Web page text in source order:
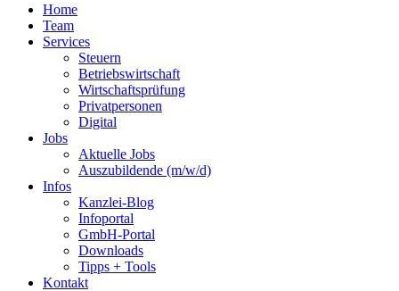
Home
Team
Services
Steuern
Betriebswirtschaft
Wirtschaftsprüfung
Privatpersonen
Digital
Jobs
Aktuelle Jobs
Auszubildende (m/w/d)
Infos
Kanzlei-Blog
Infoportal
GmbH-Portal
Downloads
Tipps + Tools
Kontakt